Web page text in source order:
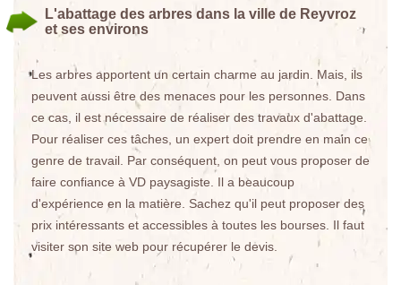
L'abattage des arbres dans la ville de Reyvroz
et ses environs
Les arbres apportent un certain charme au jardin. Mais, ils
peuvent aussi être des menaces pour les personnes. Dans
ce cas, il est nécessaire de réaliser des travaux d'abattage.
Pour réaliser ces tâches, un expert doit prendre en main ce
genre de travail. Par conséquent, on peut vous proposer de
faire confiance à VD paysagiste. Il a beaucoup
d'expérience en la matière. Sachez qu'il peut proposer des
prix intéressants et accessibles à toutes les bourses. Il faut
visiter son site web pour récupérer le devis.